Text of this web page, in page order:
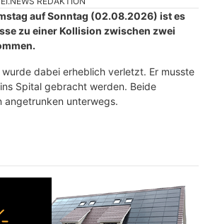
auf Sonntag (02.08.2026) ist es
zu einer Kollision zwischen zwei
wurde dabei erheblich verletzt. Er musste
Spital gebracht werden. Beide
angetrunken unterwegs.